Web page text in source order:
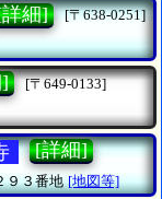
細]
[〒638-0251]
[〒649-0133]
[詳細]
９３番地 [地図等]